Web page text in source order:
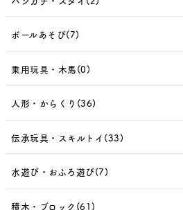
ボールあそび(7)
乗用玩具・木馬(0)
人形・からくり(36)
伝承玩具・スキルトイ(33)
水遊び・おふろ遊び(7)
積木・ブロック(61)